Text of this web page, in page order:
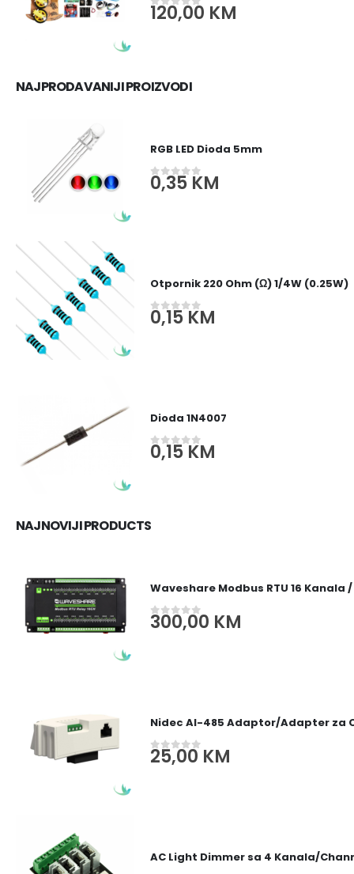
out of 5
120,00 KM
NAJPRODAVANIJI PROIZVODI
RGB LED Dioda 5mm
0out of 5
0,35KM
Otpornik 220 Ohm (Ω) 1/4W (0.25W)
0out of 5
0,15KM
Dioda 1N4007
0out of 5
0,15KM
NAJNOVIJI PRODUCTS
Waveshare Modbus RTU 16
0out of 5
300,00 KM
Nidec AI-485 Adaptor/Adapter za
0out of 5
25,00KM
AC Light Dimmer sa 4 Kanala/